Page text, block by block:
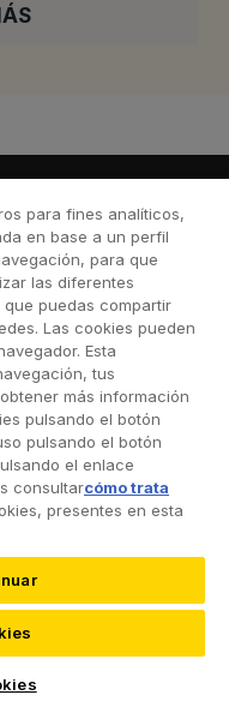
para fines analíticos,
en base a un perfil
para que
las diferentes
puedas compartir
Las cookies pueden
Esta
tus
más información
pulsando el botón
pulsando el botón
el enlace
consultarcómo trata
presentes en esta